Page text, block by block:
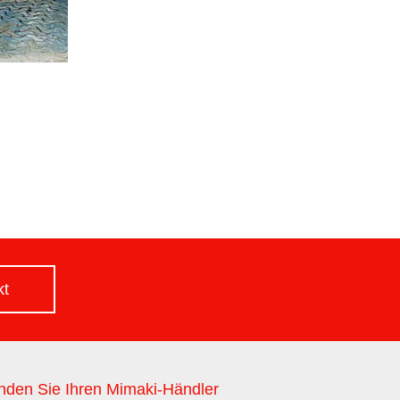
Sie Ihren Mimaki-Händler